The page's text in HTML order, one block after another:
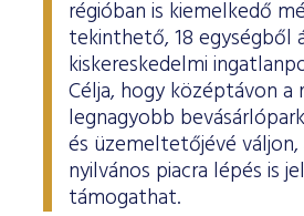
régióban is kiemelkedő
tekinthető, 18 egységből
kiskereskedelmi
Célja, hogy középtávon a
legnagyobb
és üzemeltetőjévé
nyilvános piacra lépés is
támogathat.